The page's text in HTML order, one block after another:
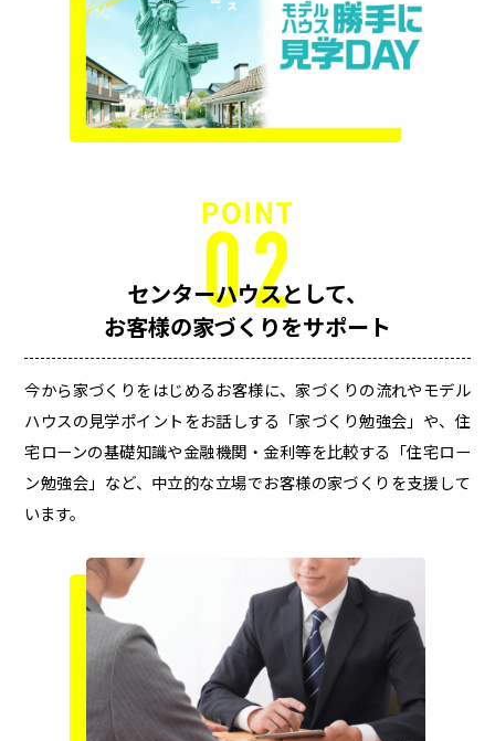
センターハウスとして、
お客様の家づくりをサポート
今から家づくりをはじめるお客様に、家づくりの流れやモデル
ハウスの見学ポイントをお話しする「家づくり勉強会」や、住
宅ローンの基礎知識や金融機関・金利等を比較する「住宅ロー
ン勉強会」など、中立的な立場でお客様の家づくりを支援して
います。